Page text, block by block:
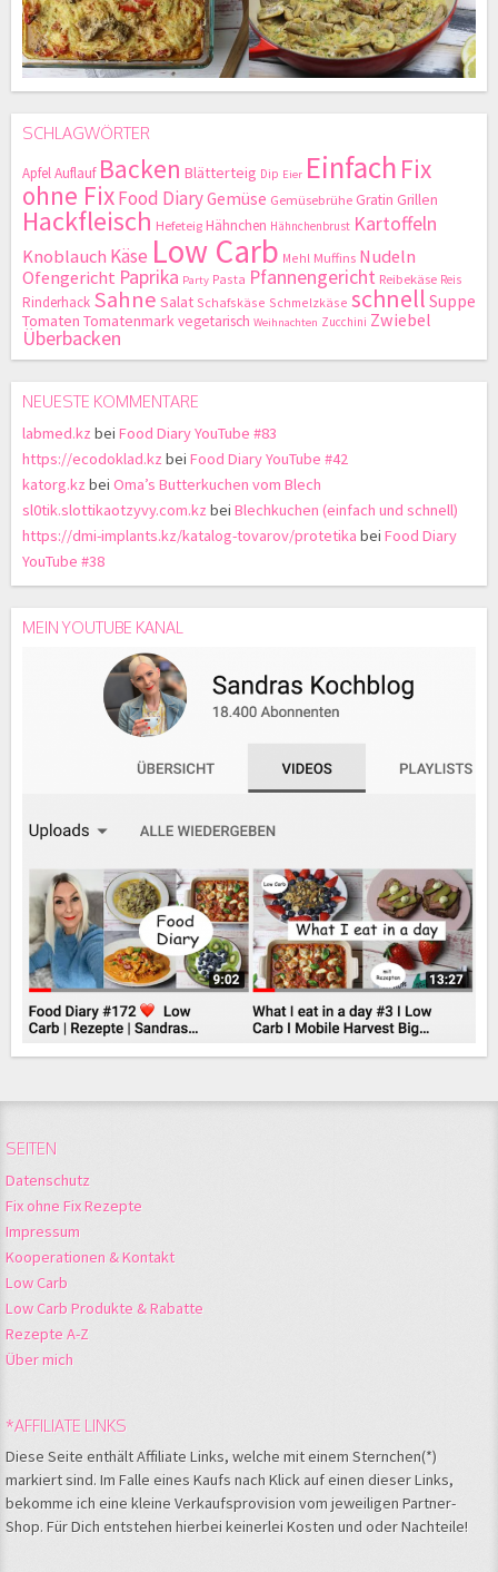
SCHLAGWÖRTER
ApfelAuflauf Backen Blätterteig Dip Eier Einfach Fix
ohne FixFood DiaryGemüse Gemüsebrühe Gratin Grillen
Hackfleisch Hefeteig Hähnchen Hähnchenbrust Kartoffeln
Knoblauch Käse Low Carb Mehl Muffins Nudeln
Ofengericht Paprika Party Pasta Pfannengericht Reibekäse Reis
Rinderhack Sahne Salat Schafskäse Schmelzkäse schnell Suppe
Tomaten Tomatenmarkvegetarisch Weihnachten Zucchini Zwiebel
Überbacken
NEUESTE KOMMENTARE
labmed.kz bei Food Diary YouTube #83
https://ecodoklad.kz bei Food Diary YouTube #42
katorg.kz bei Oma’s Butterkuchen vom Blech
sl0tik.slottikaotzyvy.com.kz bei Blechkuchen (einfach und schnell)
https://dmi-implants.kz/katalog-tovarov/protetika bei Food Diary
YouTube #38
MEIN YOUTUBE KANAL
SEITEN
Datenschutz
Fix ohne Fix Rezepte
Impressum
Kooperationen & Kontakt
Low Carb
Low Carb Produkte & Rabatte
Rezepte A-Z
Über mich
*AFFILIATE LINKS
Diese Seite enthält Affiliate Links, welche mit einem Sternchen(*)
markiert sind. Im Falle eines Kaufs nach Klick auf einen dieser Links,
bekomme ich eine kleine Verkaufsprovision vom jeweiligen Partner-
Shop. Für Dich entstehen hierbei keinerlei Kosten und oder Nachteile!